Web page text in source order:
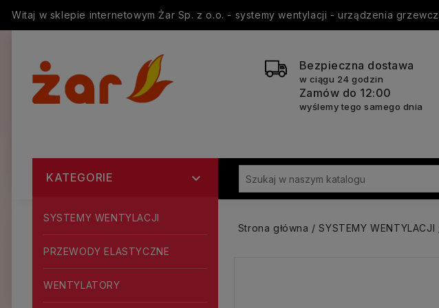
Witaj w sklepie internetowym Żar Sp. z o.o. - systemy wentylacji - urządzenia
Bezpieczna dostawa
w ciągu 24 godzin
Zamów do 12:00
wyślemy tego samego dnia
KATEGORIE 
SYSTEMY WENTYLACJI
PRZEWODY ELASTYCZNE
WENTYLATORY
Strona główna SYSTEMY WENTYLACJI